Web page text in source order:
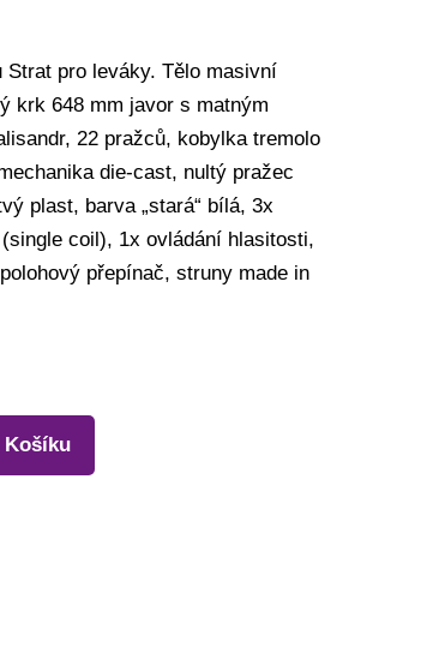
pro leváky. Tělo masivní
krk 648 mm javor s matným
22 pražců, kobylka tremolo
die-cast, nultý pražec
plast, barva „stará“ bílá, 3x
coil), 1x ovládání hlasitosti,
přepínač, struny made in
Košíku